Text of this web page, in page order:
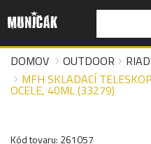
DOMOV
OUTDOOR
MFH SKLADACÍ
OCELE, 40ML (33279)
Kód tovaru: 261057